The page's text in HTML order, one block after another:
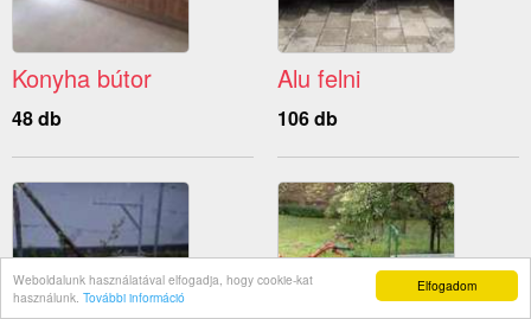
Elfogadom
Weboldalunk használatával elfogadja, hogy cookie-kat
használunk. További információ
Konyha bútor
48 db
Alu felni
106 db